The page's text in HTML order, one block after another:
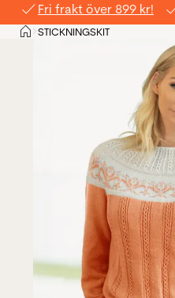
Fri frakt över 899 kr!
Hem
>STICKNINGSKIT